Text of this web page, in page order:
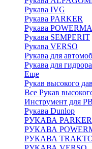
Рукава IVG
Рукава PARKER
Рукава
Рукава SEMPERIT
Рукава VERSO
Рукава для
Рукава для
Еще
Рукав высокого
Все Рукав
Инструмент для
Рукава Dunlop
РУКАВА PARKER
РУКАВА
РУКАВА